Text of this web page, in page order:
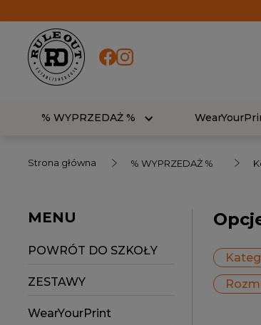
% WYPRZEDAŻ %
Strona główna % WYPRZEDAŻ %
MENU
POWRÓT DO SZKOŁY
ZESTAWY
WearYourPrint